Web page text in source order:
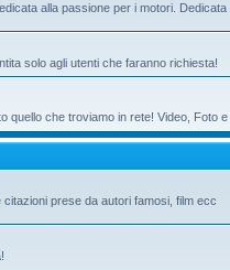
alla passione per i motori.
solo agli utenti che faranno richiesta!
quello che troviamo in rete! Video, Foto
citazioni prese da autori famosi, film ecc